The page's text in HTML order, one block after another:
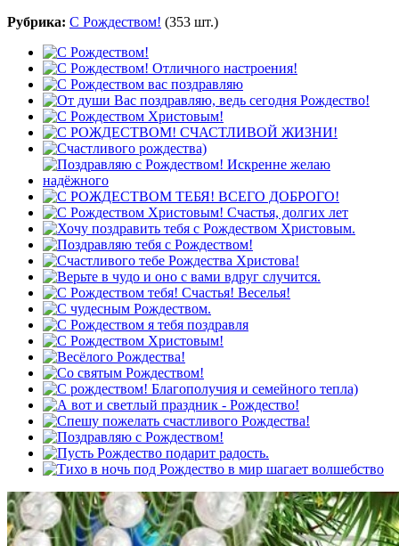
Рубрика: С Рождеством! (353 шт.)